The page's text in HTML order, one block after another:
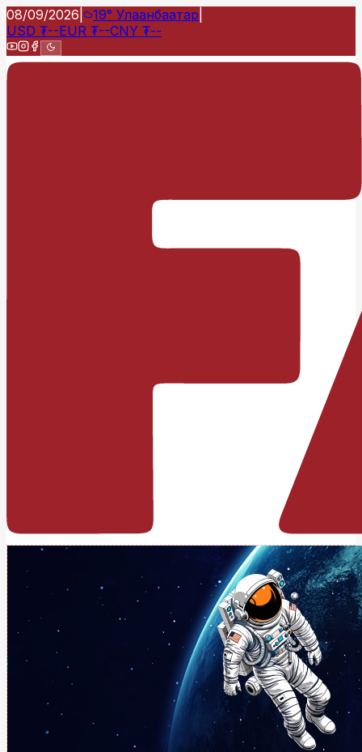
08/09/2026 19° Улаанбаатар
USD ₮--EUR ₮--CNY ₮--